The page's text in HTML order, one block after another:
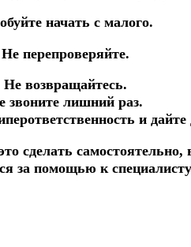
начать с малого.
Не перепроверяйте.
Не возвращайтесь.
звоните лишний раз.
и
сделать самостоятельно,
за помощью к